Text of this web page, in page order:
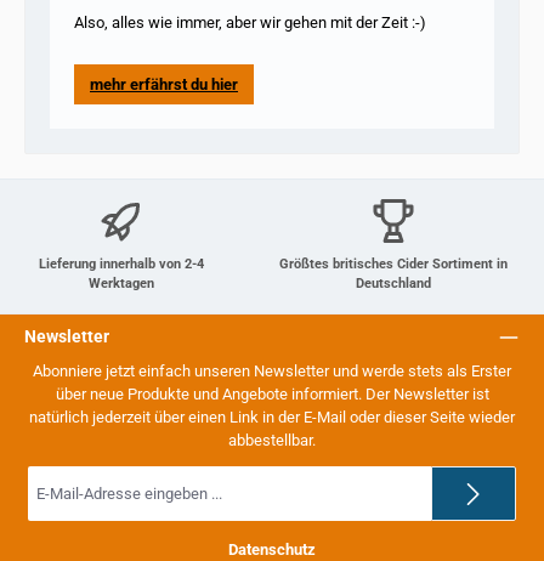
Also, alles wie immer, aber wir gehen mit der Zeit :-)
mehr erfährst du hier
Lieferung innerhalb von 2-4
Werktagen
Größtes britisches Cider Sortiment in
Deutschland
Newsletter
Abonniere jetzt einfach unseren Newsletter und werde stets als Erster
über neue Produkte und Angebote informiert. Der Newsletter ist
natürlich jederzeit über einen Link in der E-Mail oder dieser Seite wieder
abbestellbar.
Mail-
Datenschutz